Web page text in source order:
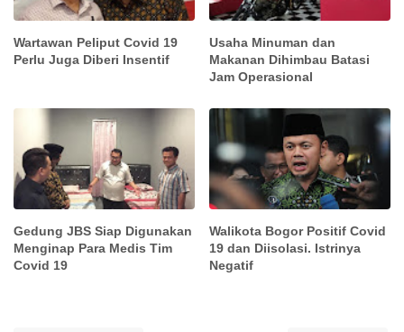
Wartawan Peliput Covid 19
Perlu Juga Diberi Insentif
Usaha Minuman dan
Makanan Dihimbau Batasi
Jam Operasional
Gedung JBS Siap Digunakan
Menginap Para Medis Tim
Covid 19
Walikota Bogor Positif Covid
19 dan Diisolasi. Istrinya
Negatif